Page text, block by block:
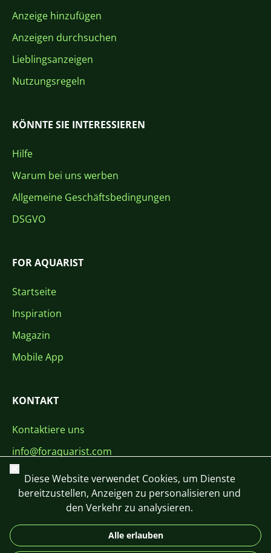
Anzeige hinzufügen
Anzeigen durchsuchen
Lieblingsanzeigen
Nutzungsregeln
KÖNNTE SIE INTERESSIEREN
Hilfe
Warum bei uns werben
Allgemeine Geschäftsbedingungen
DSGVO
FOR AQUARIST
Startseite
Inspiration
Magazin
Mobile App
KONTAKT
Kontaktiere uns
info@foraquarist.com
+420 603 449 602
Schließen
Diese Website verwendet Cookies, um Dienste
bereitzustellen, Anzeigen zu personalisieren und
den Verkehr zu analysieren.
Alle erlauben